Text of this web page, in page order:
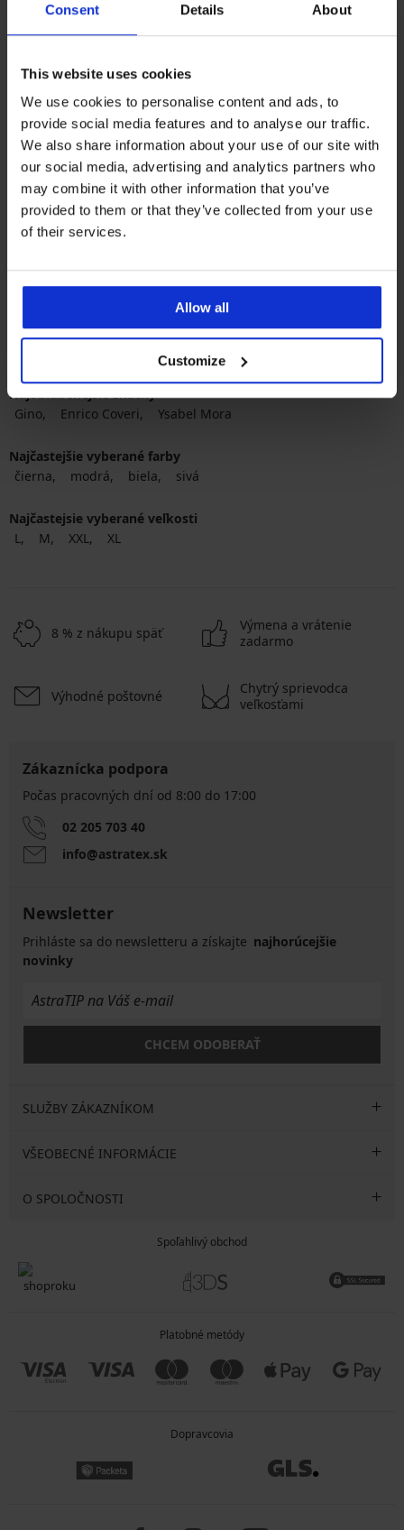
Consent Details About
This website uses cookies
We use cookies to personalise content and ads, to
provide social media features and to analyse our traffic.
We also share information about your use of our site with
our social media, advertising and analytics partners who
may combine it with other information that you’ve
provided to them or that they’ve collected from your use
of their services.
Allow all
Customize
-30%
4,9
Bavlnené spodky Mathias
Zľava
14,69 € Pôvodná cena
20,99 €
-30%
Bavlnené spodky Mathias
Najobľúbenejšie značky
Gino
Enrico Coveri Ysabel Mora
Najčastejšie vyberané farby
čierna
modrá biela sivá
Najčastejsie vyberané veľkosti
L
M XXL XL
8 % z nákupu späť
Výmena a vrátenie
zadarmo
Výhodné poštovné
Chytrý sprievodca
veľkosťami
Zákaznícka podpora
Počas pracovných dní od 8:00 do 17:00
02 205 703 40
info@astratex.sk
Newsletter
Prihláste sa do newsletteru a získajte najhorúcejšie
novinky
CHCEM ODOBERAŤ
SLUŽBY ZÁKAZNÍKOM
VŠEOBECNÉ INFORMÁCIE
O SPOLOČNOSTI
Spoľahlivý obchod
Platobné metódy
Dopravcovia